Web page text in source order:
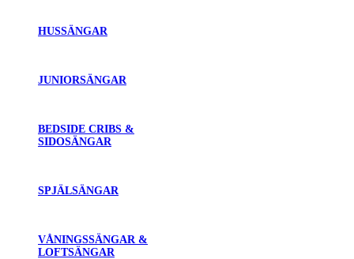
HUSSÄNGAR
JUNIORSÄNGAR
BEDSIDE CRIBS &
SIDOSÄNGAR
SPJÄLSÄNGAR
VÅNINGSSÄNGAR &
LOFTSÄNGAR